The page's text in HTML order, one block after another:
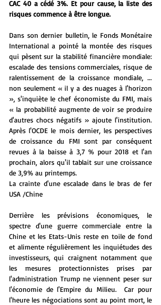
CAC 40 a cédé 3%. Et pour cause, la liste des
risques commence à être longue.
Dans son dernier bulletin, le Fonds Monétaire
International a pointé la montée des risques
qui pèsent sur la stabilité financière mondiale:
escalade des tensions commerciales, risque de
ralentissement de la croissance mondiale, ...
non seulement « il y a des nuages à l'horizon
», s'inquiète le chef économiste du FMI, mais
« la probabilité augmente de voir se produire
d'autres chocs négatifs » ajoute l'institution.
Après l'OCDE le mois dernier, les perspectives
de croissance du FMI sont par conséquent
revues à la baisse à 3,7 % pour 2018 et l'an
prochain, alors qu'il tablait sur une croissance
de 3,9% au printemps.
La crainte d'une escalade dans le bras de fer
USA /Chine
Derrière les prévisions économiques, le
spectre d'une guerre commerciale entre la
Chine et les Etats-Unis reste en toile de fond
et alimente régulièrement les inquiétudes des
investisseurs, qui craignent notamment que
les mesures protectionnistes prises par
l'administration Trump ne viennent peser sur
l'économie de l'Empire du Milieu.  Car pour
l'heure les négociations sont au point mort, le